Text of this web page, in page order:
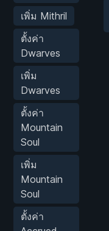
เพิ่ม Mithril
ตั้งค่า
Dwarves
เพิ่ม
Dwarves
ตั้งค่า
Mountain
Soul
เพิ่ม
Mountain
Soul
ตั้งค่า